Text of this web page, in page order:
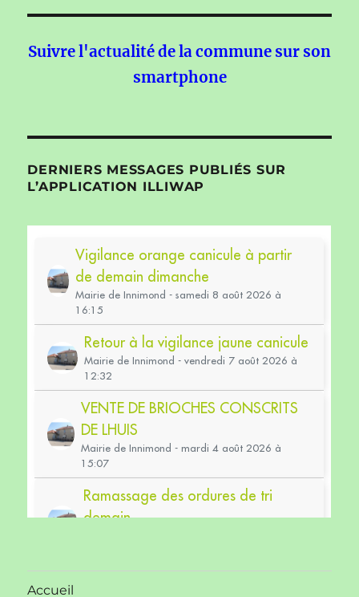
Suivre l'actualité de la commune sur son
smartphone
DERNIERS MESSAGES PUBLIÉS SUR
L’APPLICATION ILLIWAP
Accueil